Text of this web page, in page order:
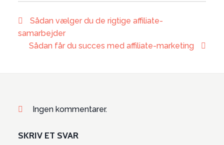
Sådan vælger du de rigtige affiliate-
samarbejder
Sådan får du succes med affiliate-marketing
Ingen kommentarer.
SKRIV ET SVAR